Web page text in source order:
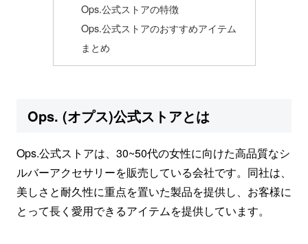
Ops.公式ストアの特徴
Ops.公式ストアのおすすめアイテム
まとめ
Ops. (オプス)公式ストアとは
Ops.公式ストアは、30~50代の女性に向けた高品質なシ
ルバーアクセサリーを販売している会社です。同社は、
美しさと耐久性に重点を置いた製品を提供し、お客様に
とって長く愛用できるアイテムを提供しています。